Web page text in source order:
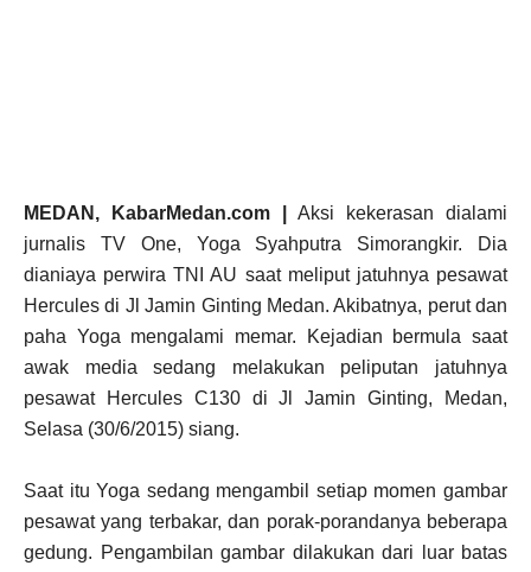
MEDAN, KabarMedan.com |Aksi kekerasan dialami
jurnalis TV One, Yoga Syahputra Simorangkir. Dia
dianiaya perwira TNI AU saat meliput jatuhnya pesawat
Hercules di Jl Jamin Ginting Medan. Akibatnya, perut dan
paha Yoga mengalami memar. Kejadian bermula saat
awak media sedang melakukan peliputan jatuhnya
pesawat Hercules C130 di Jl Jamin Ginting, Medan,
Selasa (30/6/2015) siang.
Saat itu Yoga sedang mengambil setiap momen gambar
pesawat yang terbakar, dan porak-porandanya beberapa
gedung. Pengambilan gambar dilakukan dari luar batas